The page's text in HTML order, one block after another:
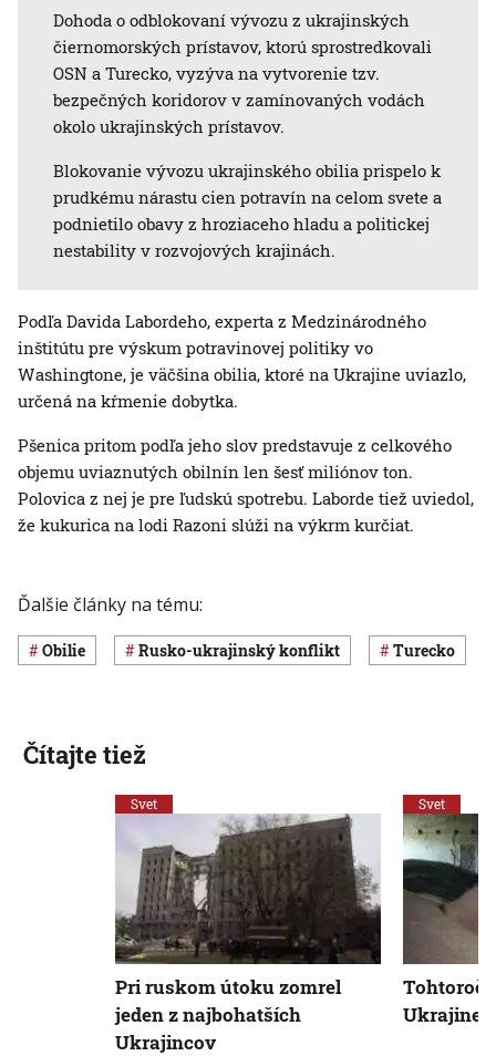
Dohoda o odblokovaní vývozu z ukrajinských
čiernomorských prístavov, ktorú sprostredkovali
OSN a Turecko, vyzýva na vytvorenie tzv.
bezpečných koridorov v zamínovaných vodách
okolo ukrajinských prístavov.
Blokovanie vývozu ukrajinského obilia prispelo k
prudkému nárastu cien potravín na celom svete a
podnietilo obavy z hroziaceho hladu a politickej
nestability v rozvojových krajinách.
Podľa Davida Labordeho, experta z Medzinárodného
inštitútu pre výskum potravinovej politiky vo
Washingtone, je väčšina obilia, ktoré na Ukrajine uviazlo,
určená na kŕmenie dobytka.
Pšenica pritom podľa jeho slov predstavuje z celkového
objemu uviaznutých obilnín len šesť miliónov ton.
Polovica z nej je pre ľudskú spotrebu. Laborde tiež uviedol,
že kukurica na lodi Razoni slúži na výkrm kurčiat.
Ďalšie články na tému:
obilie rusko-ukrajinský konflikt Turecko
Čítajte tiež
Svet
Pri ruskom útoku zomrel
jeden z najbohatších
Ukrajincov
Svet
Ukrajine